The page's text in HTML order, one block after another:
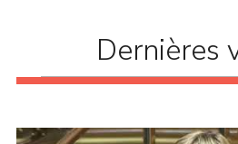
Dernières